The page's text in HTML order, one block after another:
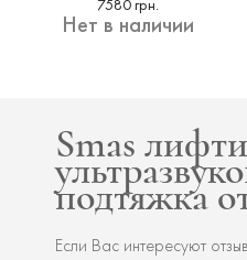
7580 грн.
Нет в наличии
Smas
подтяжка
Если Вас интересуют